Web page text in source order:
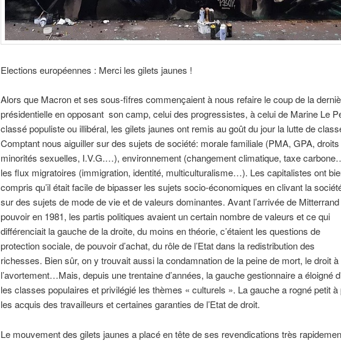
Elections européennes : Merci les gilets jaunes !
Alors que Macron et ses sous-fifres commençaient à nous refaire le coup de la
présidentielle en opposant son camp, celui des progressistes, à celui de Marine Le
classé populiste ou illibéral, les gilets jaunes ont remis au goût du jour la lutte de
Comptant nous aiguiller sur des sujets de société: morale familiale (PMA, GPA,
minorités sexuelles, I.V.G.…), environnement (changement climatique, taxe
les flux migratoires (immigration, identité, multiculturalisme…). Les capitalistes ont
compris qu’il était facile de bipasser les sujets socio-économiques en clivant la
sur des sujets de mode de vie et de valeurs dominantes. Avant l’arrivée de
pouvoir en 1981, les partis politiques avaient un certain nombre de valeurs et ce qui
différenciait la gauche de la droite, du moins en théorie, c’étaient les questions de
protection sociale, de pouvoir d’achat, du rôle de l’Etat dans la redistribution des
richesses. Bien sûr, on y trouvait aussi la condamnation de la peine de mort, le droit à
l’avortement…Mais, depuis une trentaine d’années, la gauche gestionnaire a éloigné
les classes populaires et privilégié les thèmes « culturels ». La gauche a rogné petit à
les acquis des travailleurs et certaines garanties de l’Etat de droit.
Le mouvement des gilets jaunes a placé en tête de ses revendications très